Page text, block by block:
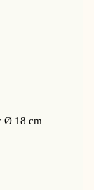
Ø 18 cm